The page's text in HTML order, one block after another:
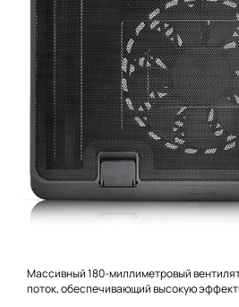
Массивный 180-миллиметровый
поток, обеспечивающий высокую